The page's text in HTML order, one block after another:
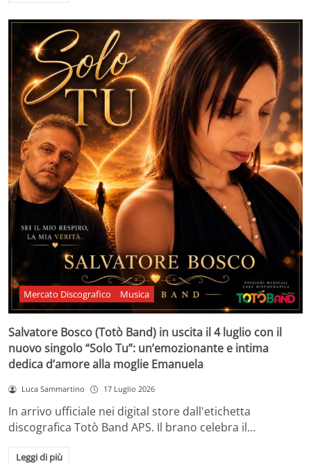
Mercato Discografico Musica
Salvatore Bosco (Totò Band) in uscita il 4 luglio con il
nuovo singolo “Solo Tu”: un’emozionante e intima
dedica d’amore alla moglie Emanuela
Luca Sammartino 17 Luglio 2026
In arrivo ufficiale nei digital store dall'etichetta
discografica Totò Band APS. Il brano celebra il…
Leggi di più